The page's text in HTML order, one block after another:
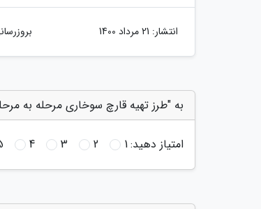
انتشار: 21 مرداد 1400
به "طرز تهیه قارچ سوخاری مرحله به
امتیاز دهید:1
2
3
4